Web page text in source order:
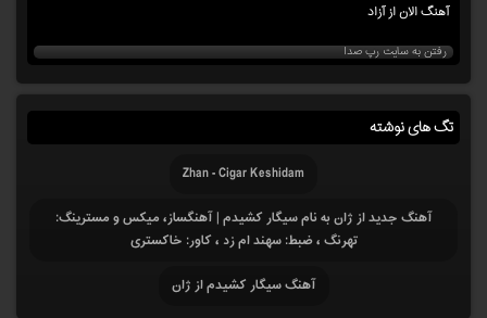
آهنگ الان از آزاد
رفتن به سایت رپ صدا
تگ های نوشته
Zhan - Cigar Keshidam
آهنگ جدید از ژان به نام سیگار کشیدم | آهنگساز، میکس و مسترینگ:
تهرنگ ، ضبط: سهند ام زد ، کاور: خاکستری
آهنگ سیگار کشیدم از ژان